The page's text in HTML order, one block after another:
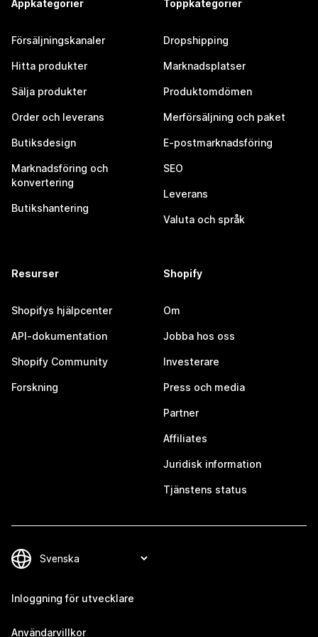
Appkategorier
Försäljningskanaler
Hitta produkter
Sälja produkter
Order och leverans
Butiksdesign
Marknadsföring och
konvertering
Butikshantering
Toppkategorier
Dropshipping
Marknadsplatser
Produktomdömen
Merförsäljning och paket
E-postmarknadsföring
SEO
Leverans
Valuta och språk
Resurser
Shopifys hjälpcenter
API-dokumentation
Shopify Community
Forskning
Shopify
Om
Jobba hos oss
Investerare
Press och media
Partner
Affiliates
Juridisk information
Tjänstens status
Inloggning för utvecklare
Användarvillkor